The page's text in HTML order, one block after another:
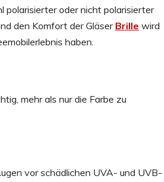
polarisierter oder nicht polarisierter
den Komfort der Gläser Brille wird
haben.
mehr als nur die Farbe zu
vor schädlichen UVA- und UVB-